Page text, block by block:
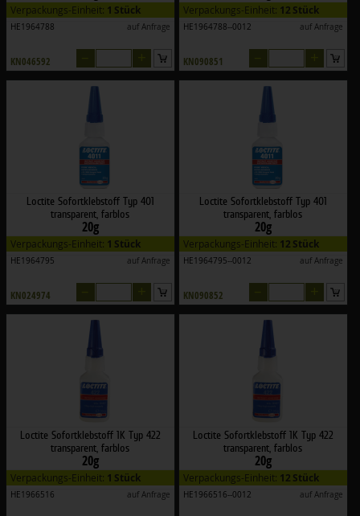
Verpackungs-Einheit: 1 Stück
HE1964788 auf Anfrage
KN046592
Verpackungs-Einheit: 12 Stück
HE1964788--0012 auf Anfrage
KN090851
Loctite Sofortklebstoff Typ 401
transparent, farblos
20g
Verpackungs-Einheit: 1 Stück
HE1964795 auf Anfrage
KN024974
Loctite Sofortklebstoff Typ 401
transparent, farblos
20g
Verpackungs-Einheit: 12 Stück
HE1964795--0012 auf Anfrage
KN090852
Loctite Sofortklebstoff 1K Typ 422
transparent, farblos
20g
Verpackungs-Einheit: 1 Stück
HE1966516 auf Anfrage
Loctite Sofortklebstoff 1K Typ 422
transparent, farblos
20g
Verpackungs-Einheit: 12 Stück
HE1966516--0012 auf Anfrage